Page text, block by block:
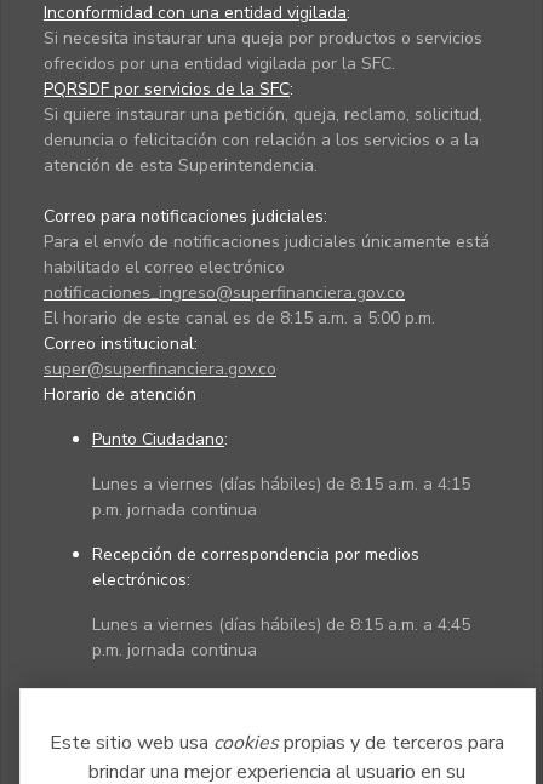
Este sitio web usa cookiespropias y de terceros para
brindar una mejor experiencia al usuario en su
Inconformidad con una entidad vigilada:
Si necesita instaurar una queja por productos o servicios
ofrecidos por una entidad vigilada por la SFC.
PQRSDF por servicios de la SFC:
Si quiere instaurar una petición, queja, reclamo, solicitud,
denuncia o felicitación con relación a los servicios o a la
atención de esta Superintendencia.
Correo para notificaciones judiciales:
Para el envío de notificaciones judiciales únicamente está
habilitado el correo electrónico
notificaciones_ingreso@superfinanciera.gov.co
El horario de este canal es de 8:15 a.m. a 5:00 p.m.
Correo institucional:
super@superfinanciera.gov.co
Horario de atención
Punto Ciudadano:
Lunes a viernes (días hábiles) de 8:15 a.m. a 4:15
p.m. jornada continua
Recepción de correspondencia por medios
electrónicos:
Lunes a viernes (días hábiles) de 8:15 a.m. a 4:45
p.m. jornada continua